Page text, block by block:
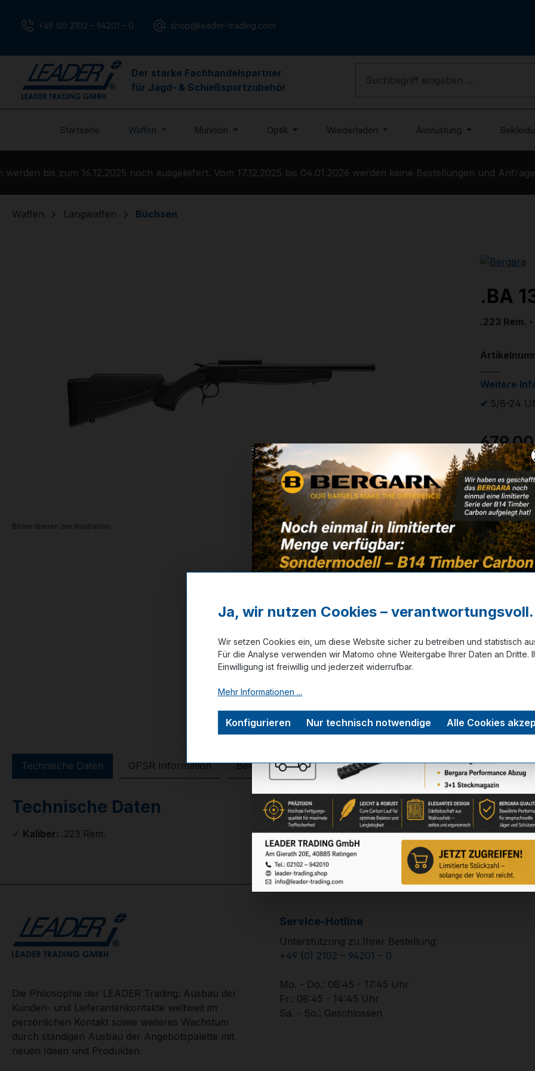
+49 (0) 2102 – 94201 – 0 shop@leader-trading.com
Der starke Fachhandelspartner
für Jagd- & Schießsportzubehör
Startseite Waffen Munition Optik Wiederladen Ausrüstung
bis zum 16.12.2025 noch ausgeliefert. Vom 17.12.2025 bis 04.01.2026 werden keine Bestellungen und
Waffen Langwaffen Büchsen
Bilder dienen der Illustration
.BA
.223 Rem.
Weitere
✔ 5/8-24
✔ Auf
Noch kein
Kaliber
.223 Rem.
51cm
Zum
Technische Daten GPSR Information Bewertungen
Technische Daten
✓ Kaliber: .223 Rem.
Die Philosophie der LEADER Trading: Ausbau der
Kunden- und Lieferantenkontakte weltweit im
persönlichen Kontakt sowie weiteres Wachstum
durch ständigen Ausbau der Angebotspalette mit
neuen Ideen und Produkten.
Service-Hotline
Unterstützung zu Ihrer Bestellung:
+49 (0) 2102 – 94201 – 0
Mo. - Do.: 08:45 - 17:45 Uhr
Fr.: 08:45 - 14:45 Uhr
Sa. - So.: Geschlossen
Ja, wir nutzen Cookies – verantwortungsvoll.
Wir setzen Cookies ein, um diese Website sicher zu betreiben und statistisch
Für die Analyse verwenden wir Matomo ohne Weitergabe Ihrer Daten an Dritte.
Einwilligung ist freiwillig und jederzeit widerrufbar.
Mehr Informationen ...
Nur technisch notwendige
Konfigurieren Alle Cookies